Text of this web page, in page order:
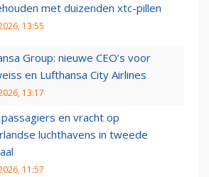
met duizenden xtc-pillen
13:55
Group: nieuwe CEO’s voor
en Lufthansa City Airlines
13:17
en vracht op
luchthavens in tweede
11:57